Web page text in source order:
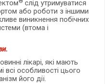
слід утримуватися
або роботи з іншими
виникнення побічних
(втома і
лікарі, які мають
всі особливості цього
його дії.